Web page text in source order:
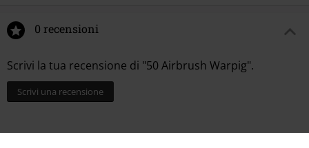
0 recensioni
Scrivi la tua recensione di "50 Airbrush Warpig".
Scrivi una recensione